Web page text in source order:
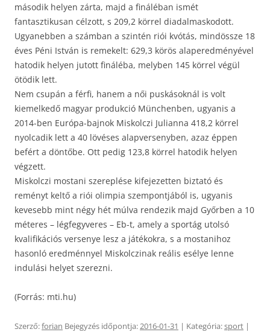
második helyen zárta, majd a fináléban ismét
fantasztikusan célzott, s 209,2 körrel diadalmaskodott.
Ugyanebben a számban a szintén riói kvótás, mindössze 18
éves Péni István is remekelt: 629,3 körös alaperedményével
hatodik helyen jutott fináléba, melyben 145 körrel végül
ötödik lett.
Nem csupán a férfi, hanem a női puskásoknál is volt
kiemelkedő magyar produkció Münchenben, ugyanis a
2014-ben Európa-bajnok Miskolczi Julianna 418,2 körrel
nyolcadik lett a 40 lövéses alapversenyben, azaz éppen
befért a döntőbe. Ott pedig 123,8 körrel hatodik helyen
végzett.
Miskolczi mostani szereplése kifejezetten biztató és
reményt keltő a riói olimpia szempontjából is, ugyanis
kevesebb mint négy hét múlva rendezik majd Győrben a 10
méteres – légfegyveres – Eb-t, amely a sportág utolsó
kvalifikációs versenye lesz a játékokra, s a mostanihoz
hasonló eredménnyel Miskolczinak reális esélye lenne
indulási helyet szerezni.
(Forrás: mti.hu)
Szerző:forian Bejegyzés időpontja:2016-01-31 | Kategória:sport |